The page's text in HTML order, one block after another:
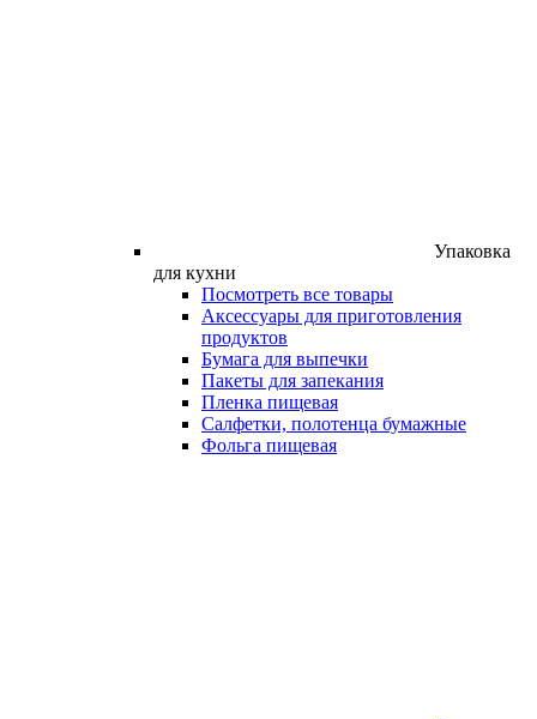
Упаковка
для кухни
Посмотреть все товары
Аксессуары для приготовления
продуктов
Бумага для выпечки
Пакеты для запекания
Пленка пищевая
Салфетки, полотенца бумажные
Фольга пищевая